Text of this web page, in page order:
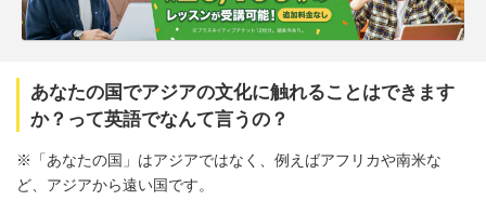
あなたの国でアジアの文化に触れることはできます
か？って英語でなんて言うの？
※「あなたの国」はアジアではなく、例えばアフリカや南米な
ど、アジアから遠い国です。